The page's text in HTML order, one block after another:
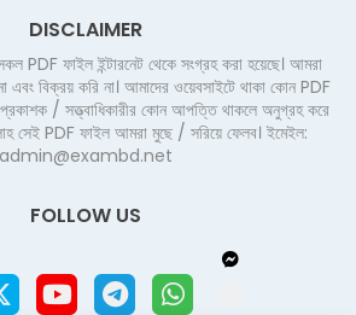
DISCLAIMER
PDF ফাইল ইন্টারনেট থেকে সংগ্রহ করা হয়েছে। আমরা
এবং বিক্রয় করি না। আমাদের ওয়েবসাইটে থাকা কোন PDF
/ সত্ত্বাধিকারীর কোন আপত্তি থাকলে অনুগ্রহ করে
সেই PDF ফাইল আমরা মুছে / সরিয়ে ফেলব। ইমেইল:
admin@exambd.net
FOLLOW US